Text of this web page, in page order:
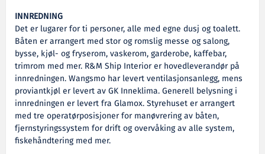
INNREDNING
Det er lugarer for ti personer, alle med egne dusj og toalett.
Båten er arrangert med stor og romslig messe og salong,
bysse, kjøl- og fryserom, vaskerom, garderobe, kaffebar,
trimrom med mer. R&M Ship Interior er hovedleverandør på
innredningen. Wangsmo har levert ventilasjonsanlegg, mens
proviantkjøl er levert av GK Inneklima. Generell belysning i
innredningen er levert fra Glamox. Styrehuset er arrangert
med tre operatørposisjoner for manøvrering av båten,
fjernstyringssystem for drift og overvåking av alle system,
fiskehåndtering med mer.